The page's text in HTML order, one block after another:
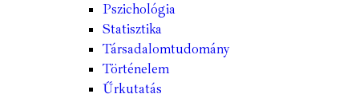
Pszichológia
Statisztika
Társadalomtudomány
Történelem
Űrkutatás